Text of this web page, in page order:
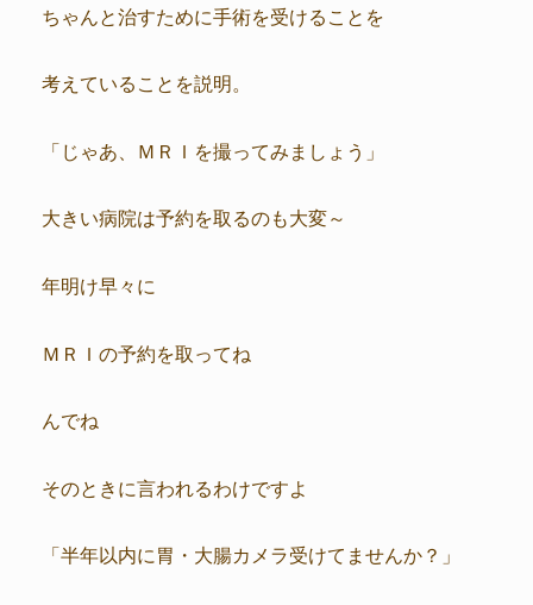
ちゃんと治すために手術を受けることを
考えていることを説明。
「じゃあ、ＭＲＩを撮ってみましょう」
大きい病院は予約を取るのも大変～
年明け早々に
ＭＲＩの予約を取ってね
んでね
そのときに言われるわけですよ
「半年以内に胃・大腸カメラ受けてませんか？」